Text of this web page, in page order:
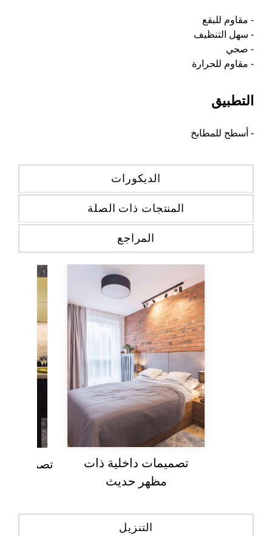
- مقاوم للبقع
- سهل التنظيف
- صحي
- مقاوم للحرارة
التطبيق
- أسطح للمطابخ
الديكورات
المنتجات ذات الصلة
المراجع
تصميمات داخلية ذات
مظهر حديث
تصميم
التنزيل